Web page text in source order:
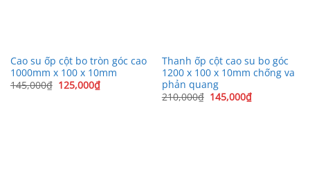
Cao su ốp cột bo tròn góc cao
1000mm x 100 x 10mm
145,000₫ Giá
gốc
125,000₫Giá
hiện
Thanh ốp cột cao su bo góc
1200 x 100 x 10mm chống va
phản quang
210,000₫ Giá
gốc
145,000₫Giá
hiện